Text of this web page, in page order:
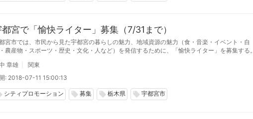
宮で「愉快ライター」募集（7/31まで）
宮市では、市民から見た宇都宮の暮らしの魅力、地域資源の魅力（食・音楽・イベント・自
農産物・スポーツ・歴史・文化・人など）を発信するために、「愉快ライター」を募集する。
章雄
関東
: 2018-07-11 15:00:13
シティプロモーション local_offer 募集 local_offer 栃木県 local_offer 宇都宮市